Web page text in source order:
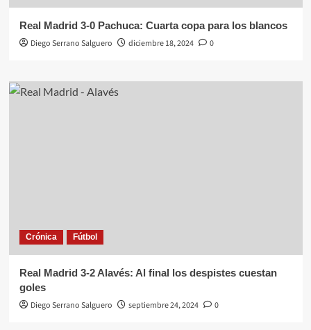
Real Madrid 3-0 Pachuca: Cuarta copa para los blancos
Diego Serrano Salguero
diciembre 18, 2024 0
Crónica Fútbol
Real Madrid 3-2 Alavés: Al final los despistes cuestan
goles
Diego Serrano Salguero
septiembre 24, 2024 0